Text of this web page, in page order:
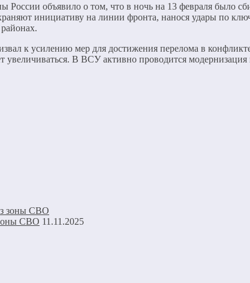
объявило о том, что в ночь на 13 февраля было
инициативу на линии фронта, нанося удары по
к усилению мер для достижения перелома в
В ВСУ активно проводится
зоны СВО 11.11.2025